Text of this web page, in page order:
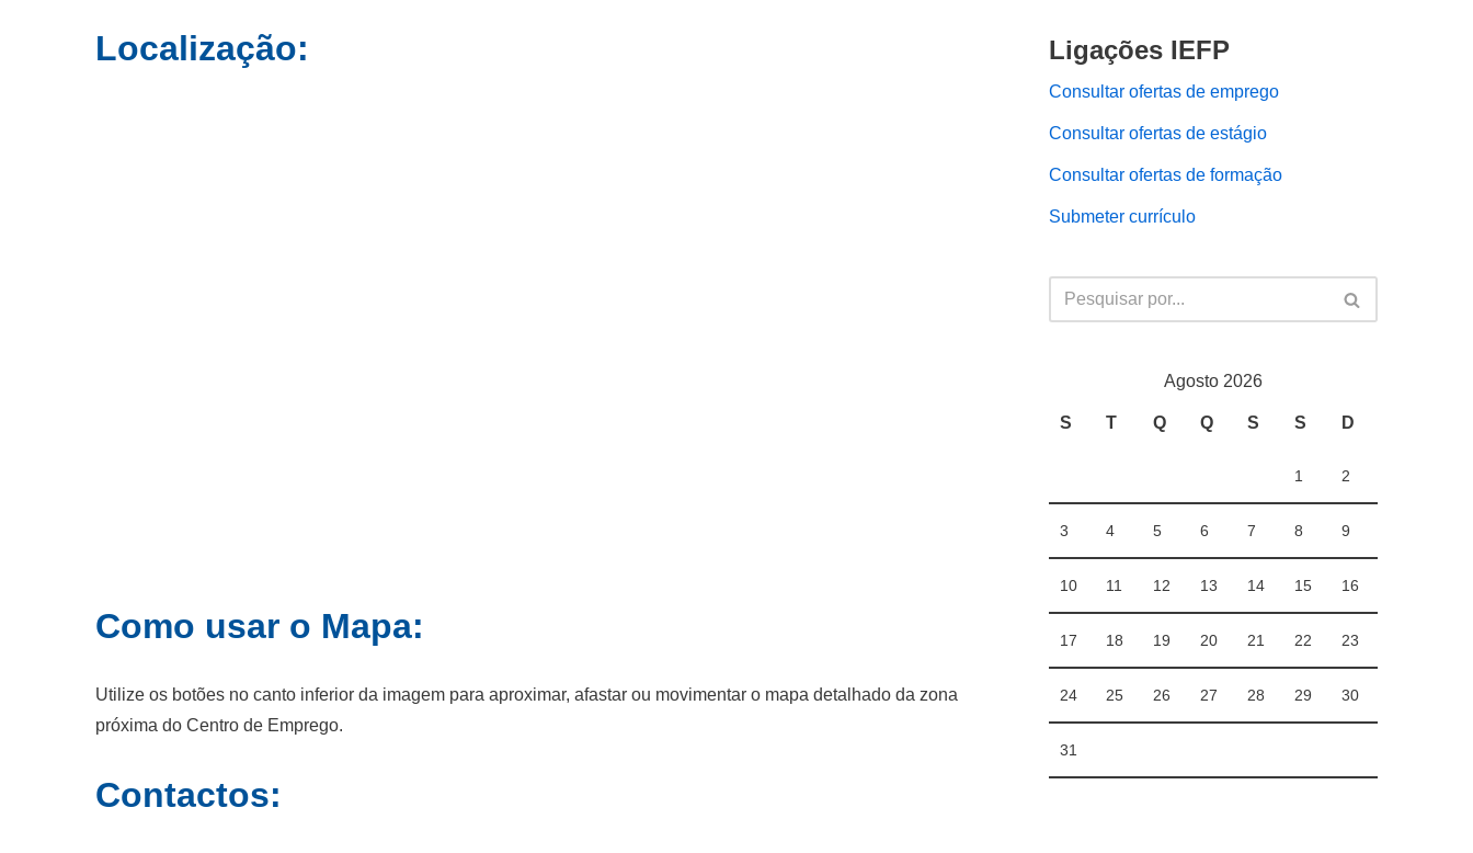
Localização:
Como usar o Mapa:
Utilize os botões no canto inferior da imagem para aproximar, afastar ou movimentar o mapa detalhado da zona
próxima do Centro de Emprego.
Contactos:
Ligações IEFP
Consultar ofertas de emprego
Consultar ofertas de estágio
Consultar ofertas de formação
Submeter currículo
Agosto 2026
S T Q Q S S D
1 2
3 4 5 6 7 8 9
10 11 12 13 14 15 16
17 18 19 20 21 22 23
24 25 26 27 28 29 30
31